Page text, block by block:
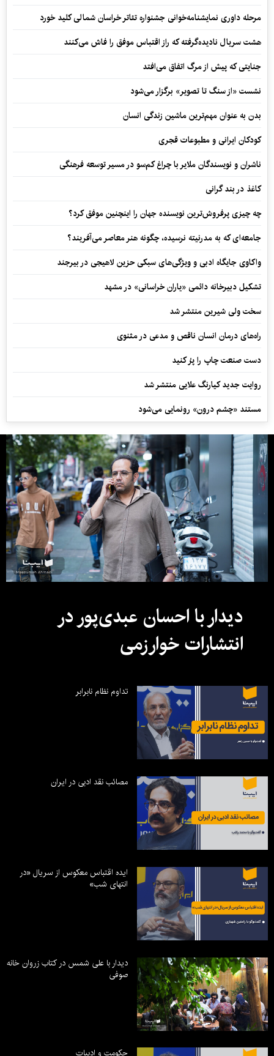
مرحله داوری نمایشنامه‌خوانی جشنواره تئاتر خراسان شمالی کلید خورد
هشت سریال نادیده‌گرفته که راز اقتباس موفق را فاش می‌کنند
جنایتی که پیش از مرگ اتفاق می‌افتد
نشست «از سنگ تا تصویر» برگزار می‌شود
بدن به عنوان مهم‌ترین ماشین زندگی انسان
کودکان ایرانی و مطبوعات قجری
ناشران و نویسندگان ملایر با چراغ کم‌سو در مسیر توسعه فرهنگی
کاغذ در بند گرانی
چه چیزی پرفروش‌ترین نویسنده جهان را اینچنین موفق کرد؟
جامعه‌ای که به مدرنیته نرسیده، چگونه هنر معاصر می‌آفریند؟
واکاوی جایگاه ادبی و ویژگی‌های سبکی حزین لاهیجی در بیرجند
تشکیل دبیرخانه دائمی «یاران خراسانی» در مشهد
سخت ولی شیرین منتشر شد
راه‌های درمان انسان ناقص و مدعی در مثنوی
دست صنعت چاپ را پرُ کنید
روایت جدید کیارنگ علایی منتشر شد
مستند «چشم درون» رونمایی می‌شود
دیدار با احسان عبدی‌پور در
انتشارات خوارزمی
تداوم نظام نابرابر
مصائب نقد ادبی در ایران
ایده اقتباس معکوس از سریال «در
انتهای شب»
دیدار با علی شمس در کتاب زروان خانه
صوفی
حکومت و ادبیات